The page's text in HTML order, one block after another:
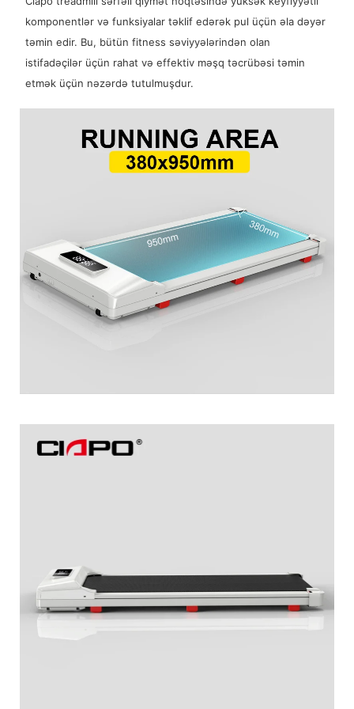
komponentlər və funksiyalar təklif edərək pul üçün əla dəyər
təmin edir. Bu, bütün fitness səviyyələrindən olan
istifadəçilər üçün rahat və effektiv məşq təcrübəsi təmin
etmək üçün nəzərdə tutulmuşdur.